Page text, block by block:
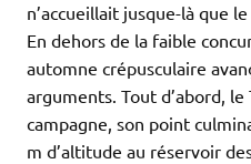
n’accueillait jusque-là que
En dehors de la faible
automne crépusculaire
arguments. Tout d’abord,
campagne, son point
m d’altitude au réservoir